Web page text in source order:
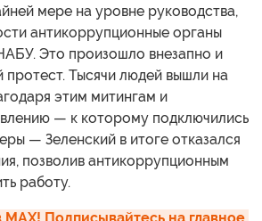
мере на уровне руководства,
антикоррупционные органы
Это произошло внезапно и
протест. Тысячи людей вышли на
этим митингам и
— к которому подключились
— Зеленский в итоге отказался
позволив антикоррупционным
работу.